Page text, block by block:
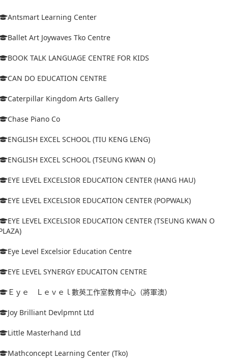
Antsmart Learning Center
Ballet Art Joywaves Tko Centre
BOOK TALK LANGUAGE CENTRE FOR KIDS
CAN DO EDUCATION CENTRE
Caterpillar Kingdom Arts Gallery
Chase Piano Co
ENGLISH EXCEL SCHOOL (TIU KENG LENG)
ENGLISH EXCEL SCHOOL (TSEUNG KWAN O)
EYE LEVEL EXCELSIOR EDUCATION CENTER (HANG HAU)
EYE LEVEL EXCELSIOR EDUCATION CENTER (POPWALK)
EYE LEVEL EXCELSIOR EDUCATION CENTER (TSEUNG KWAN O
Eye Level Excelsior Education Centre
EYE LEVEL SYNERGY EDUCAITON CENTRE
Ｅｙｅ Ｌｅｖｅｌ數英工作室教育中心（將軍澳）
Joy Brilliant Devlpmnt Ltd
Little Masterhand Ltd
Mathconcept Learning Center (Tko)